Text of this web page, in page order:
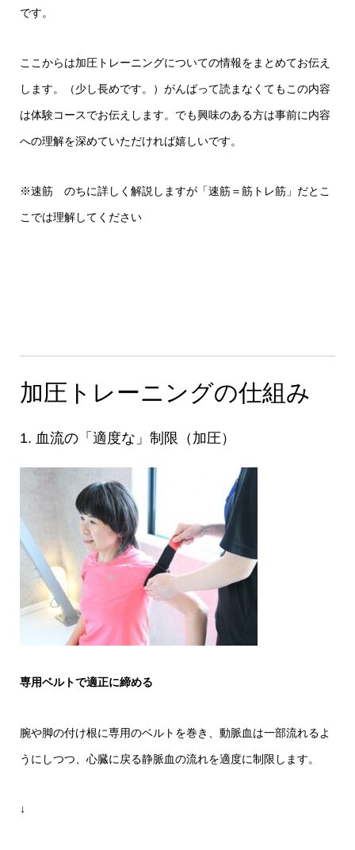
です。
ここからは加圧トレーニングについての情報をまとめてお伝え
します。（少し長めです。）がんばって読まなくてもこの内容
は体験コースでお伝えします。でも興味のある方は事前に内容
への理解を深めていただければ嬉しいです。
※速筋 のちに詳しく解説しますが「速筋＝筋トレ筋」だとこ
こでは理解してください
加圧トレーニングの仕組み
1. 血流の「適度な」制限（加圧）
専用ベルトで適正に締める
腕や脚の付け根に専用のベルトを巻き、動脈血は一部流れるよ
うにしつつ、心臓に戻る静脈血の流れを適度に制限します。
↓